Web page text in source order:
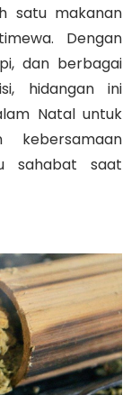
satu makanan
Dengan
dan berbagai
hidangan ini
Natal untuk
kebersamaan
sahabat saat